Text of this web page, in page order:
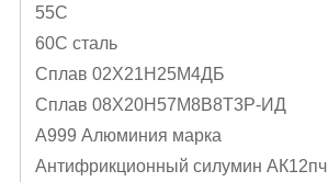
55С
60С сталь
Cплав 02Х21Н25М4ДБ
Cплав 08Х20Н57М8В8Т3Р-ИД
А999 Алюминия марка
Антифрикционный силумин АК12пч